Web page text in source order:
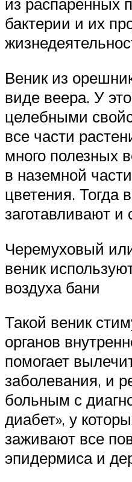
из распаренных
бактерии и их
Веник из
виде веера. У
целебными
все части
много полезных
в наземной
цветения. Тогда
заготавливают и
Черемуховый
веник
воздуха бани
Такой веник
органов
помогает
заболевания, и
больным с
диабет», у
заживают все
эпидермиса и